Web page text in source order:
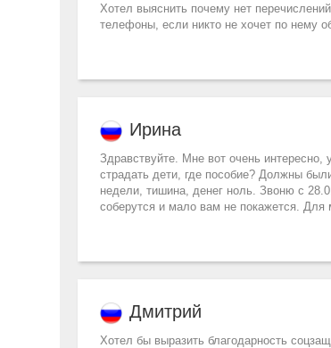
Хотел выяснить почему нет
телефоны, если никто не хочет по нему
Ирина
Здравствуйте. Мне вот очень
страдать дети, где пособие? Должны
недели, тишина, денег ноль. Звоню с
соберутся и мало вам не покажется. Для
Дмитрий
Хотел бы выразить благодарность